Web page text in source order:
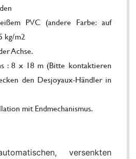
PVC (andere Farbe: auf
kg/m2
Achse.
: 8 x 18 m (Bitte kontaktieren
den Desjoyaux-Händler in
mit Endmechanismus.
versenkten